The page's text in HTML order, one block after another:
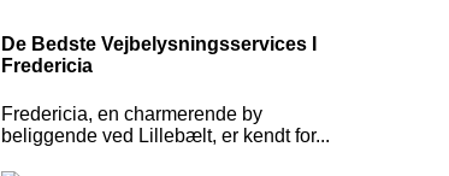
De Bedste Vejbelysningsservices I
Fredericia
Fredericia, en charmerende by
beliggende ved Lillebælt, er kendt for...